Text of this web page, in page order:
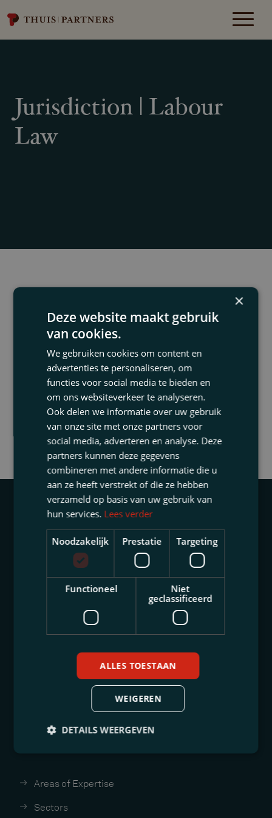
Jurisdiction | Labour
Law
Areas of expertises
Labour Law & Restructuring
Education Law
+31 (0)45 571 90 05
heerlen@thuispartners.nl
Location Maastricht
+31 (0)43 352 13 97
maastricht@thuispartners.nl
Areas of Expertise
Sectors
×
Deze website maakt gebruik
van cookies.
We gebruiken cookies om content en
advertenties te personaliseren, om
functies voor social media te bieden en
om ons websiteverkeer te analyseren.
Ook delen we informatie over uw gebruik
van onze site met onze partners voor
social media, adverteren en analyse. Deze
partners kunnen deze gegevens
combineren met andere informatie die u
aan ze heeft verstrekt of die ze hebben
verzameld op basis van uw gebruik van
hun services. Lees verder
Noodzakelijk Prestatie Targeting
Functioneel
Niet
geclassificeerd
ALLES TOESTAAN
WEIGEREN
DETAILS WEERGEVEN